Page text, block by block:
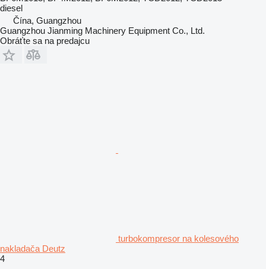
diesel
Čína, Guangzhou
Guangzhou Jianming Machinery Equipment Co., Ltd.
Obráťte sa na predajcu
turbokompresor na kolesového
nakladača Deutz
4